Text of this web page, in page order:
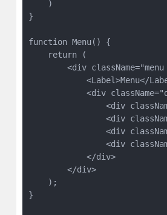
    )
}
function Menu() {
    return (
<div className="menu
<Label>Menu</
<div
<div
<div
<div
<div
            </div>
        </div>
    );
}